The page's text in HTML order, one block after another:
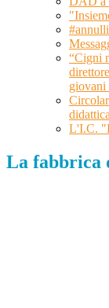
“Cigni
giovani
L'I.C.
La fabbrica